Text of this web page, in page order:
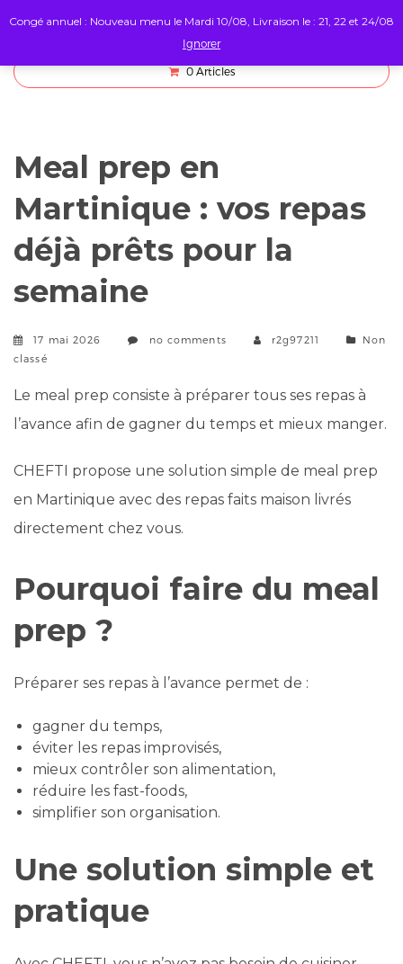
0 Articles
Meal prep en
Martinique : vos repas
déjà prêts pour la
semaine
17 mai 2026 no comments r2g97211
Non
classé
Le meal prep consiste à préparer tous ses repas à
l’avance afin de gagner du temps et mieux manger.
CHEFTI propose une solution simple de meal prep
en Martinique avec des repas faits maison livrés
directement chez vous.
Pourquoi faire du meal
prep ?
Préparer ses repas à l’avance permet de :
gagner du temps,
éviter les repas improvisés,
mieux contrôler son alimentation,
réduire les fast-foods,
simplifier son organisation.
Une solution simple et
pratique
Congé annuel : Nouveau menu le Mardi 10/08, Livraison le : 21, 22 et 24/08
Ignorer